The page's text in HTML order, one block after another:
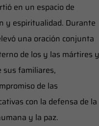
en un espacio de
y espiritualidad. Durante
una oración conjunta
de los y las mártires y
sus familiares,
de las
con la defensa de la
y la paz.